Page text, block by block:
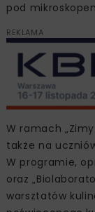
pod
REKLAMA
W ramach
także na
W programie,
oraz
warsztatów